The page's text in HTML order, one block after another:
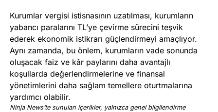
Kurumlar vergisi istisnasının uzatılması, kurumların
yabancı paralarını TL’ye çevirme sürecini teşvik
ederek ekonomik istikrarı güçlendirmeyi amaçlıyor.
Aynı zamanda, bu önlem, kurumların vade sonunda
oluşacak faiz ve kâr paylarını daha avantajlı
koşullarda değerlendirmelerine ve finansal
yönetimlerini daha sağlam temellere oturtmalarına
yardımcı olabilir.
Ninja News’te sunulan içerikler, yalnızca genel bilgilendirme